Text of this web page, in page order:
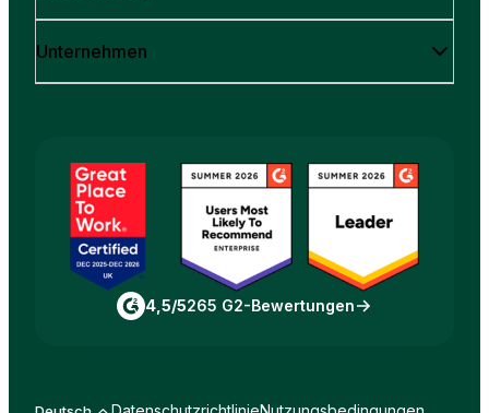
Unternehmen
4,5/5265 G2-Bewertungen